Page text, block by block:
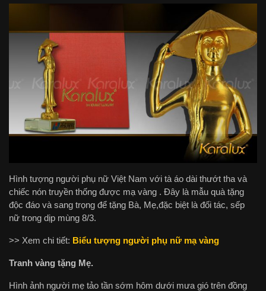
Hình tượng người phụ nữ Việt Nam với tà áo dài thướt tha và
chiếc nón truyền thống được mạ vàng . Đây là mẫu quà tặng
độc đáo và sang trọng để tặng Bà, Mẹ,đặc biệt là đối tác, sếp
nữ trong dịp mùng 8/3.
>> Xem chi tiết: Biểu tượng người phụ nữ mạ vàng
Tranh vàng tặng Mẹ.
Hình ảnh người mẹ tảo tần sớm hôm dưới mưa gió trên đồng